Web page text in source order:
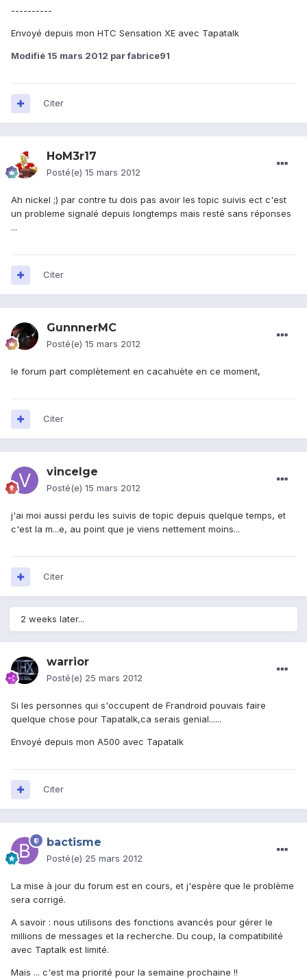
----------
Envoyé depuis mon HTC Sensation XE avec Tapatalk
Modifié 15 mars 2012 par fabrice91
Citer
HoM3r17
Posté(e) 15 mars 2012
Ah nickel ;) par contre tu dois pas avoir les topic suivis ect c'est
un probleme signalé depuis longtemps mais resté sans réponses
...
Citer
GunnnerMC
Posté(e) 15 mars 2012
le forum part complètement en cacahuète en ce moment,
Citer
vincelge
Posté(e) 15 mars 2012
j'ai moi aussi perdu les suivis de topic depuis quelque temps, et
c'est la m...e, au point que je viens nettement moins...
Citer
2 weeks later...
warrior
Posté(e) 25 mars 2012
Si les personnes qui s'occupent de Frandroid pouvais faire
quelque chose pour Tapatalk,ca serais genial......
Envoyé depuis mon A500 avec Tapatalk
Citer
bactisme
Posté(e) 25 mars 2012
La mise à jour du forum est en cours, et j'espère que le problème
sera corrigé.
A savoir : nous utilisons des fonctions avancés pour gérer le
millions de messages et la recherche. Du coup, la compatibilité
avec Taptalk est limité.
Mais ... c'est ma priorité pour la semaine prochaine !!